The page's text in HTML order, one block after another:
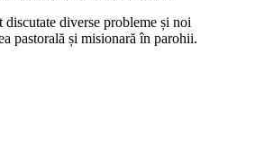
diverse probleme și noi
pastorală și misionară în parohii.